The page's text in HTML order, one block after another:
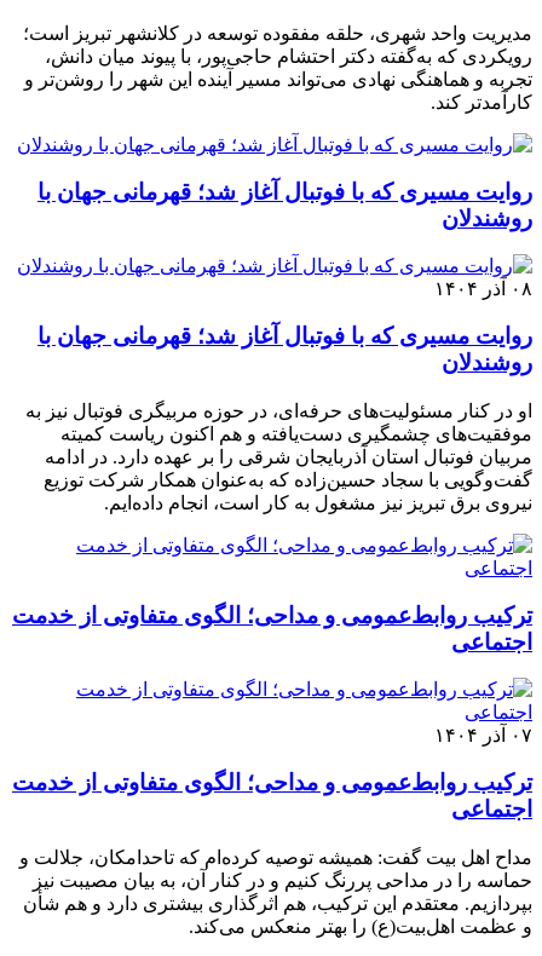
مدیریت واحد شهری، حلقه مفقوده توسعه در کلانشهر تبریز است؛
رویکردی که به‌گفته دکتر احتشام حاجی‌پور، با پیوند میان دانش،
تجربه و هماهنگی نهادی می‌تواند مسیر آینده این شهر را روشن‌تر و
کارآمدتر کند.
روایت مسیری که با فوتبال آغاز شد؛ قهرمانی جهان با
روشندلان
۰۸ آذر ۱۴۰۴
روایت مسیری که با فوتبال آغاز شد؛ قهرمانی جهان با
روشندلان
او در کنار مسئولیت‌های حرفه‌ای، در حوزه مربیگری فوتبال نیز به
موفقیت‌های چشمگیری دست‌یافته و هم اکنون ریاست کمیته
مربیان فوتبال استان آذربایجان شرقی را بر عهده دارد. در ادامه
گفت‌وگویی با سجاد حسین‌زاده که به‌عنوان همکار شرکت توزیع
نیروی برق تبریز نیز مشغول به کار است، انجام داده‌ایم.
ترکیب روابط‌عمومی و مداحی؛ الگوی متفاوتی از خدمت
اجتماعی
۰۷ آذر ۱۴۰۴
ترکیب روابط‌عمومی و مداحی؛ الگوی متفاوتی از خدمت
اجتماعی
مداح اهل بیت گفت: همیشه توصیه کرده‌ام که تاحدامکان، جلالت و
حماسه را در مداحی پررنگ کنیم و در کنار آن، به بیان مصیبت نیز
بپردازیم. معتقدم این ترکیب، هم اثرگذاری بیشتری دارد و هم شأن
و عظمت اهل‌بیت(ع) را بهتر منعکس می‌کند.